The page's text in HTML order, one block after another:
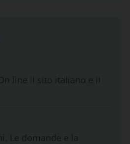
line il sito italiano e il
Le domande e la